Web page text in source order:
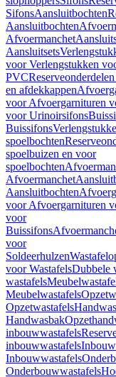
SifonsAansluitbochten
Aansluitbochten
Afvoermanchet
Aansluitsets
voor Verlengstukken
PVC
en afdekkappen
voor Afvoergarnituren
voor Urinoirsifons
Buissifons
spoelbochten
spoelbuizen en voor
spoelbochten
Afvoermanchet
Aansluitbochten
voor Afvoergarnituren
voor
Buissifons
voor
Soldeerhulzen
voor WastafelsDubbele
wastafels
Meubelwastafels
Opzetwastafels
Handwasbak
inbouwwastafels
inbouwwastafels
Inbouwwastafels
Onderbouwwastafels